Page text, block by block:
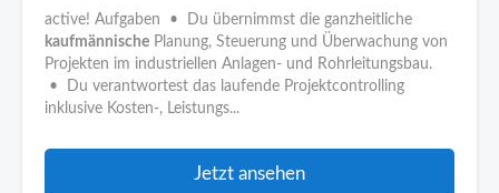
active! Aufgaben • Du übernimmst die ganzheitliche
kaufmännische Planung, Steuerung und Überwachung von
Projekten im industriellen Anlagen- und Rohrleitungsbau.
• Du verantwortest das laufende Projektcontrolling
inklusive Kosten-, Leistungs...
Jetzt ansehen